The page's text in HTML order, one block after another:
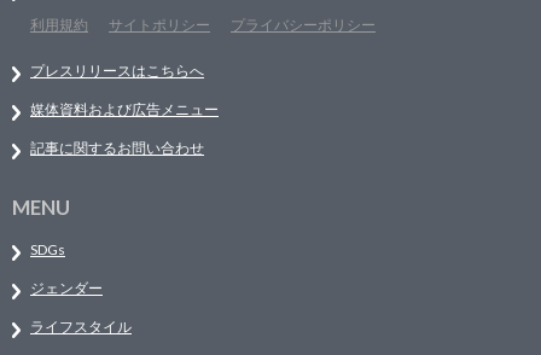
利用規約
サイトポリシー プライバシーポリシー
プレスリリースはこちらへ
媒体資料および広告メニュー
記事に関するお問い合わせ
MENU
SDGs
ジェンダー
ライフスタイル